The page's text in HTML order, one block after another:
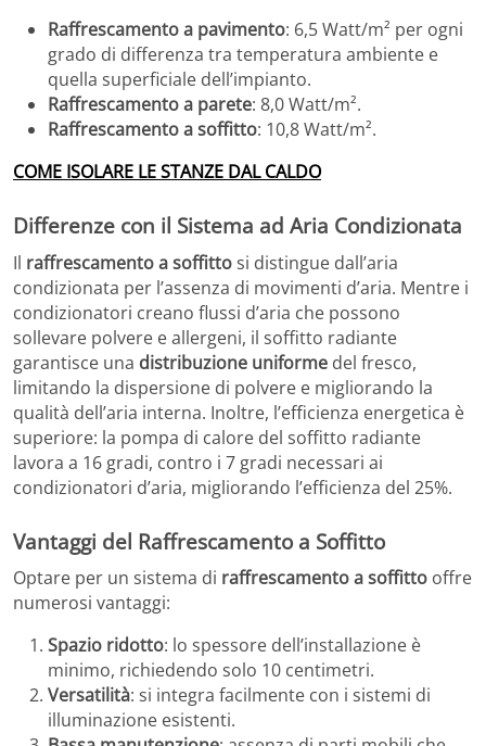
Raffrescamento a pavimento: 6,5 Watt/m² per ogni
grado di differenza tra temperatura ambiente e
quella superficiale dell’impianto.
Raffrescamento a parete: 8,0 Watt/m².
Raffrescamento a soffitto: 10,8 Watt/m².
COME ISOLARE LE STANZE DAL CALDO
Differenze con il Sistema ad Aria Condizionata
Il raffrescamento a soffittosi distingue dall’aria
condizionata per l’assenza di movimenti d’aria. Mentre i
condizionatori creano flussi d’aria che possono
sollevare polvere e allergeni, il soffitto radiante
garantisce una distribuzione uniforme del fresco,
limitando la dispersione di polvere e migliorando la
qualità dell’aria interna. Inoltre, l’efficienza energetica è
superiore: la pompa di calore del soffitto radiante
lavora a 16 gradi, contro i 7 gradi necessari ai
condizionatori d’aria, migliorando l’efficienza del 25%.
Vantaggi del Raffrescamento a Soffitto
Optare per un sistema di raffrescamento a soffitto offre
numerosi vantaggi:
Spazio ridotto: lo spessore dell’installazione è
minimo, richiedendo solo 10 centimetri.
Versatilità: si integra facilmente con i sistemi di
illuminazione esistenti.